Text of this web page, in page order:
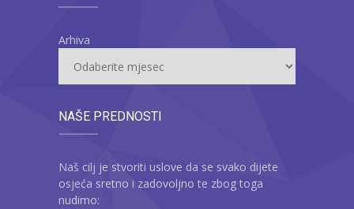
Arhiva
NAŠE PREDNOSTI
Naš cilj je stvoriti uslove da se svako dijete
osjeća sretno i zadovoljno te zbog toga
nudimo: